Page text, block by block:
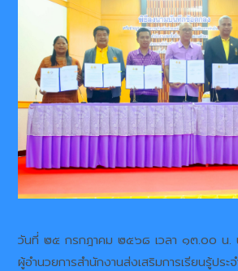
วันที่ ๒๕ กรกฎาคม ๒๕๖๘ เวลา ๑๓.๐๐ น.
ผู้อำนวยการสำนักงานส่งเสริมการเรียนรู้ปร